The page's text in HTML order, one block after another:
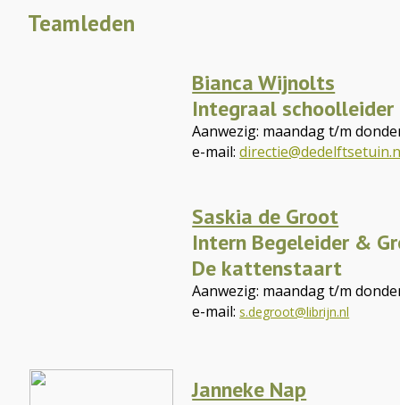
Teamleden
Bianca Wijnolts
Integraal schoolleider
Aanwezig: maandag t/m
e-mail:
Saskia de Groot
Intern Begeleider &
De kattenstaart
Aanwezig: maandag t/m
e-mail: s.degroot@librijn.nl
Janneke Nap